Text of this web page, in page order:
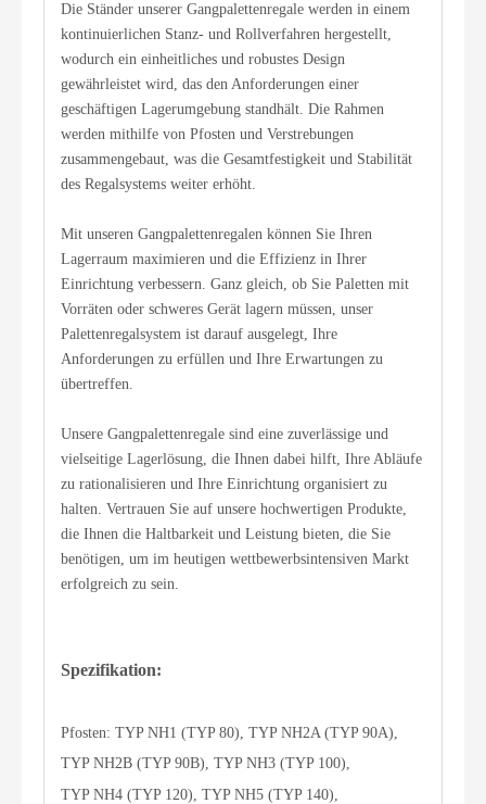
Die Ständer unserer Gangpalettenregale werden in einem
kontinuierlichen Stanz- und Rollverfahren hergestellt,
wodurch ein einheitliches und robustes Design
gewährleistet wird, das den Anforderungen einer
geschäftigen Lagerumgebung standhält. Die Rahmen
werden mithilfe von Pfosten und Verstrebungen
zusammengebaut, was die Gesamtfestigkeit und Stabilität
des Regalsystems weiter erhöht.
Mit unseren Gangpalettenregalen können Sie Ihren
Lagerraum maximieren und die Effizienz in Ihrer
Einrichtung verbessern. Ganz gleich, ob Sie Paletten mit
Vorräten oder schweres Gerät lagern müssen, unser
Palettenregalsystem ist darauf ausgelegt, Ihre
Anforderungen zu erfüllen und Ihre Erwartungen zu
übertreffen.
Unsere Gangpalettenregale sind eine zuverlässige und
vielseitige Lagerlösung, die Ihnen dabei hilft, Ihre Abläufe
zu rationalisieren und Ihre Einrichtung organisiert zu
halten. Vertrauen Sie auf unsere hochwertigen Produkte,
die Ihnen die Haltbarkeit und Leistung bieten, die Sie
benötigen, um im heutigen wettbewerbsintensiven Markt
erfolgreich zu sein.
Spezifikation:
Pfosten: TYP NH1 (TYP 80), TYP NH2A (TYP 90A),
TYP NH2B (TYP 90B), TYP NH3 (TYP 100),
TYP NH4 (TYP 120), TYP NH5 (TYP 140),